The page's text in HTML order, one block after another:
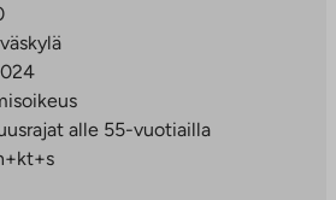
ulkopuoliseen
palveluun
ja-
klubi
ulkopuoliseen
alle 55-vuotiailla